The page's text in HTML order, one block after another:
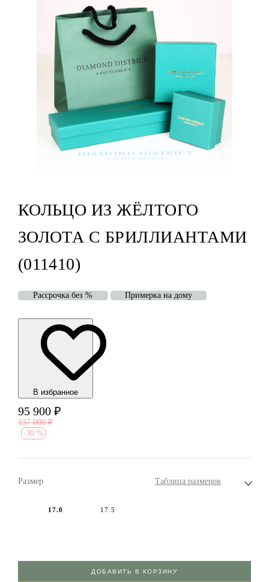
КОЛЬЦО ИЗ ЖЁЛТОГО
ЗОЛОТА С БРИЛЛИАНТАМИ
(011410)
Рассрочка без % Примерка на дому
В избранноe
95 900 ₽
137 000 ₽
-30 %
Размер Таблица размеров
17.0 17.5
ДОБАВИТЬ В КОРЗИНУ